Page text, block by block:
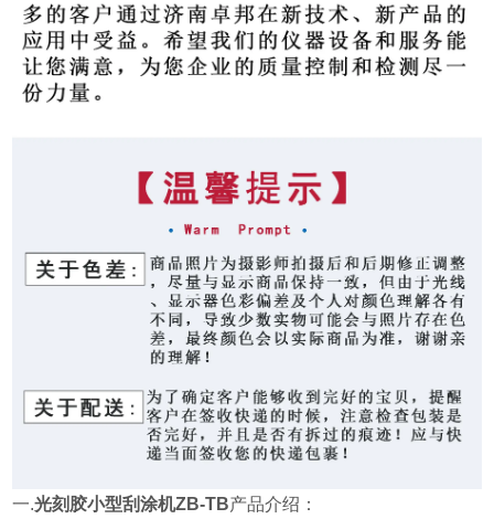
一.光刻胶小型刮涂机ZB-TB产品介绍：